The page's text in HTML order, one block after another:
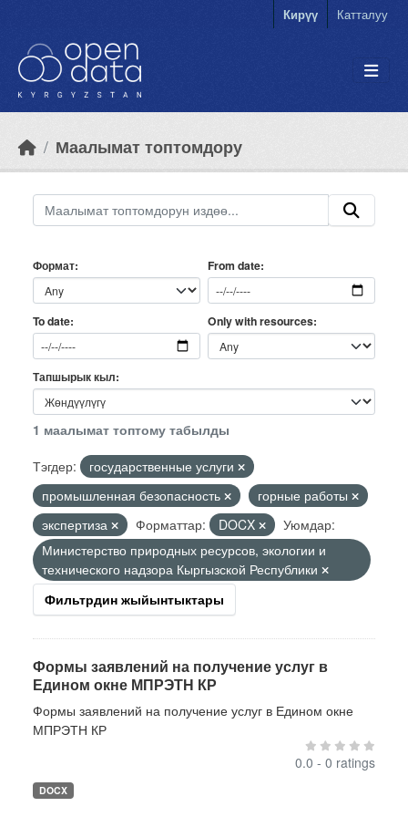
Кирүү Катталуу
Маалымат топтомдору
Формат From date
To date Only with resources
Тапшырык кыл
1 маалымат топтому табылды
Тэгдер:
государственные услуги
промышленная безопасность
горные работы
экспертиза
Форматтар: DOCX
Уюмдар:
Министерство природных ресурсов, экологии и
технического надзора Кыргызской Республики
Фильтрдин жыйынтыктары
Формы заявлений на получение услуг в
Едином окне МПРЭТН КР
Формы заявлений на получение услуг в Едином окне
МПРЭТН КР
0.0 - 0 ratings
DOCX